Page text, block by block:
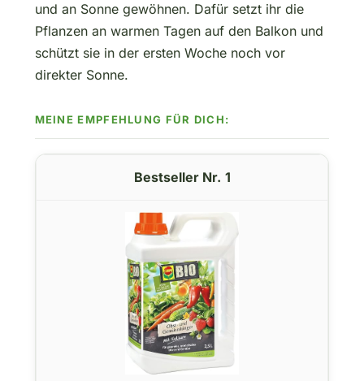
und an Sonne gewöhnen. Dafür setzt ihr die
Pflanzen an warmen Tagen auf den Balkon und
schützt sie in der ersten Woche noch vor
direkter Sonne.
1